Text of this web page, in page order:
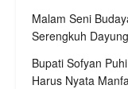
Malam Seni
Serengkuh
Bupati Sofyan
Harus Nyata